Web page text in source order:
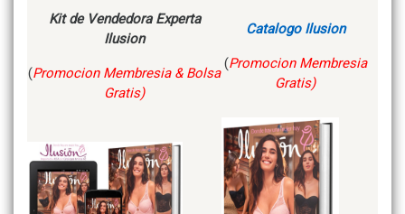
Kit de Vendedora Experta
Ilusion
(Promocion Membresia & Bolsa
Gratis)
Catalogo Ilusion
(Promocion Membresia
Gratis)